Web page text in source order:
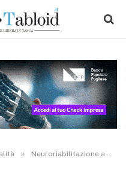
» Neuroriabilitazione a distanza, Neuromed lancia progetto sperimentale con software intelligente